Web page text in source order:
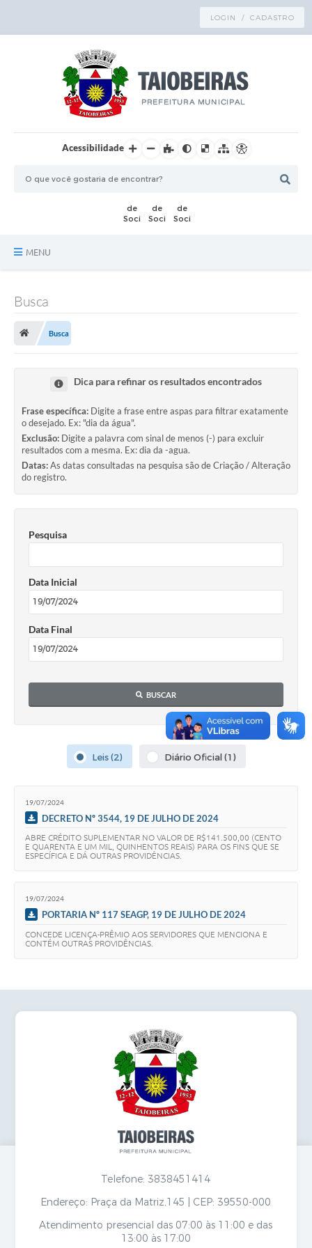
LOGIN / CADASTRO
Acessibilidade
MENU
Publicações
Mapa do Site
Ouvidoria
SIC
Notícias
Conselho Tutelar.
Carta de Serviços
Obras
Galeria de Vídeos
Enquete
Telefones Úteis
Sala M. do Empreendedor
Secretarias
Busca
Busca
Dica para refinar os resultados encontrados
Frase específica: Digite a frase entre aspas para filtrar exatamente
o desejado. Ex: "dia da água".
Exclusão: Digite a palavra com sinal de menos (-) para excluir
resultados com a mesma. Ex: dia da -agua.
Datas:As datas consultadas na pesquisa são de Criação / Alteração
do registro.
Pesquisa
Data Inicial
Data Final
BUSCAR
Leis (2) Diário Oficial (1)
19/07/2024
DECRETO Nº 3544, 19 DE JULHO DE 2024
ABRE CRÉDITO SUPLEMENTAR NO VALOR DE R$141.500,00 (CENTO
E QUARENTA E UM MIL, QUINHENTOS REAIS) PARA OS FINS QUE SE
ESPECÍFICA E DÁ OUTRAS PROVIDÊNCIAS.
19/07/2024
PORTARIA Nº 117 SEAGP, 19 DE JULHO DE 2024
CONCEDE LICENÇA-PRÊMIO AOS SERVIDORES QUE MENCIONA E
CONTÉM OUTRAS PROVIDÊNCIAS.
Telefone: 3838451414
Endereço: Praça da Matriz,145 | CEP: 39550-000
Atendimento presencial das 07:00 às 11:00 e das
13:00 às 17:00